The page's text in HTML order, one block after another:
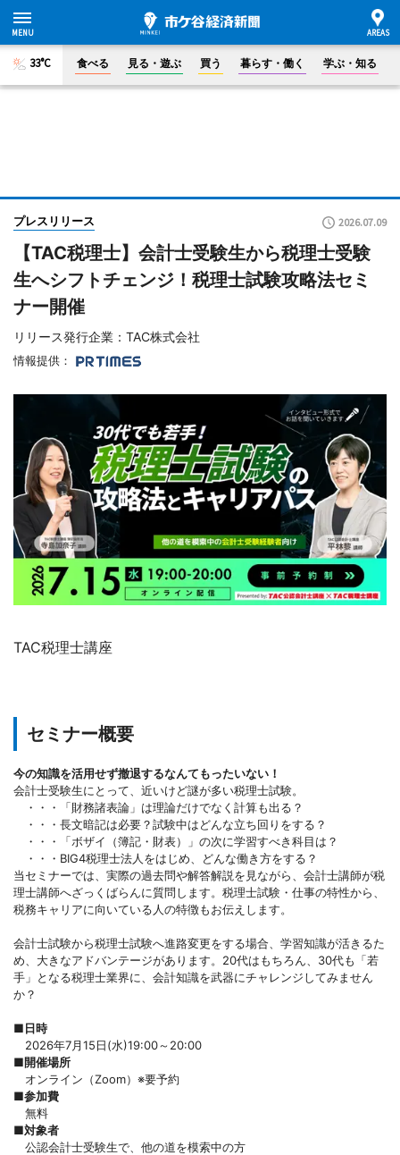
33°C 食べる 見る・遊ぶ 買う 暮らす・働く 学ぶ・知る
プレスリリース 2026.07.09
【TAC税理士】会計士受験生から税理士受験
生へシフトチェンジ！税理士試験攻略法セミ
ナー開催
リリース発行企業：TAC株式会社
情報提供：
TAC税理士講座
セミナー概要
今の知識を活用せず撤退するなんてもったいない！
会計士受験生にとって、近いけど謎が多い税理士試験。
・・・「財務諸表論」は理論だけでなく計算も出る？
・・・長文暗記は必要？試験中はどんな立ち回りをする？
・・・「ボザイ（簿記・財表）」の次に学習すべき科目は？
・・・BIG4税理士法人をはじめ、どんな働き方をする？
当セミナーでは、実際の過去問や解答解説を見ながら、会計士講師が税
理士講師へざっくばらんに質問します。税理士試験・仕事の特性から、
税務キャリアに向いている人の特徴もお伝えします。
会計士試験から税理士試験へ進路変更をする場合、学習知識が活きるた
め、大きなアドバンテージがあります。20代はもちろん、30代も「若
手」となる税理士業界に、会計知識を武器にチャレンジしてみません
か？
■日時
2026年7月15日(水)19:00～20:00
■開催場所
オンライン（Zoom）※要予約
■参加費
無料
■対象者
公認会計士受験生で、他の道を模索中の方